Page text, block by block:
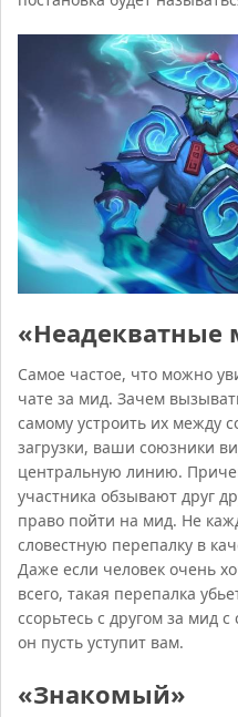
«Неадекватные
Самое частое, что можно
чате за мид. Зачем
самому устроить их между
загрузки, ваши союзники
центральную линию.
участника обзывают друг
право пойти на мид. Не
словестную перепалку в
Даже если человек очень
всего, такая перепалка
ссорьтесь с другом за мид
он пусть уступит вам.
«Знакомый»